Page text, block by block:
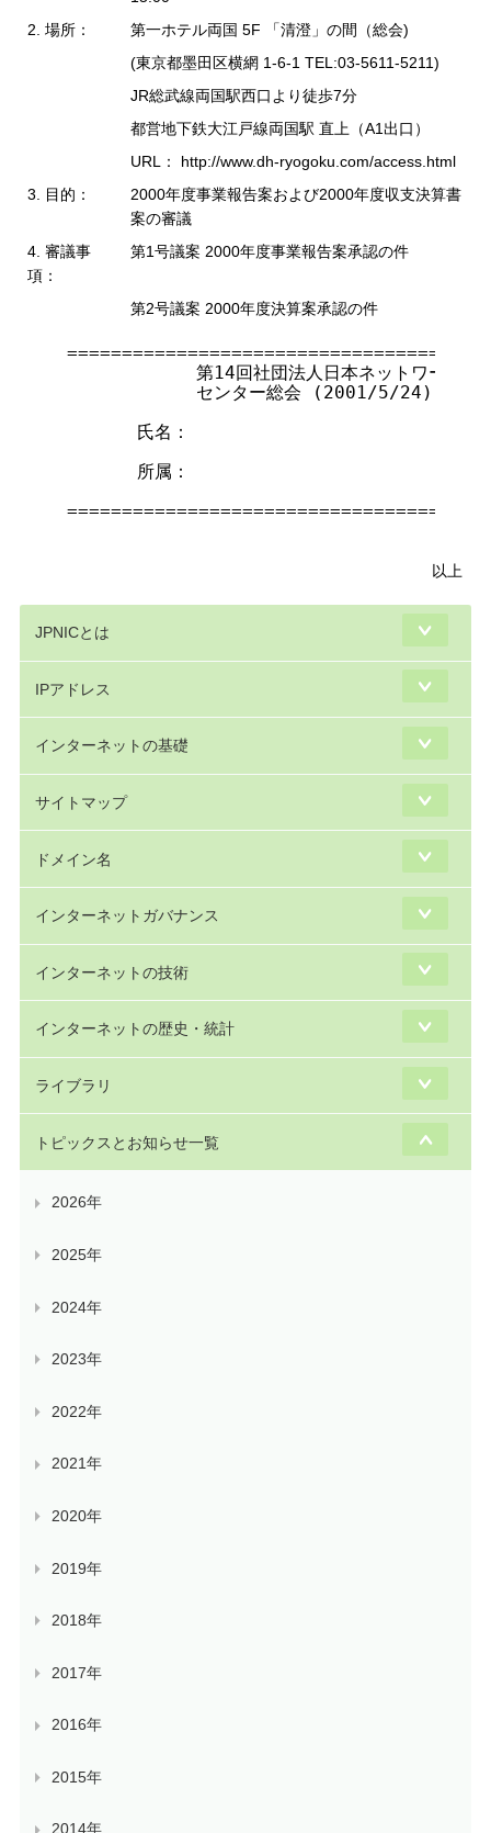
2. 場所：
第一ホテル両国 5F 「清澄」の間（総会)
(東京都墨田区横網 1-6-1 TEL:03-5611-5211)
JR総武線両国駅西口より徒歩7分
都営地下鉄大江戸線両国駅 直上（A1出口）
URL： http://www.dh-ryogoku.com/access.html
3. 目的：
2000年度事業報告案および2000年度収支決算書
案の審議
4. 審議事
項：
第1号議案 2000年度事業報告案承認の件
第2号議案 2000年度決算案承認の件
第14回社団法人日本ネットワークインフ
センター総会 (2001/5/24)  傍聴申
氏名：
所属：
以上
JPNICとは
IPアドレス
インターネットの基礎
サイトマップ
ドメイン名
インターネットガバナンス
インターネットの技術
インターネットの歴史・統計
ライブラリ
トピックスとお知らせ一覧
2026年
2025年
2024年
2023年
2022年
2021年
2020年
2019年
2018年
2017年
2016年
2015年
2014年